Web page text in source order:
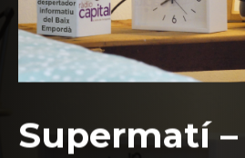
Supermatí